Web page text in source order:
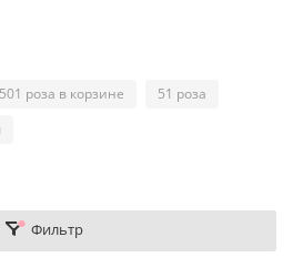
501 роза в корзине
51 роза
Фильтр